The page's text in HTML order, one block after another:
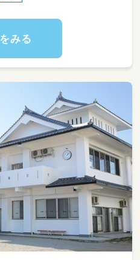
みる